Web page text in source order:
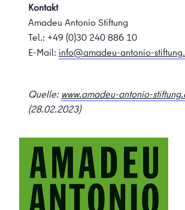
Kontakt
Amadeu Antonio Stiftung
Tel.: +49 (0)30 240 886 10
E-Mail: info@amadeu-antonio-
Quelle: www.amadeu-antonio-
(28.02.2023)